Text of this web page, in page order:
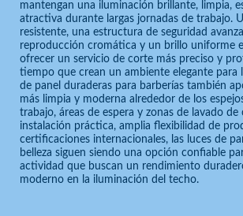
mantengan una iluminación brillante, limpia,
atractiva durante largas jornadas de trabajo.
resistente, una estructura de seguridad
reproducción cromática y un brillo uniforme
ofrecer un servicio de corte más preciso y
tiempo que crean un ambiente elegante para
de panel duraderas para barberías también
más limpia y moderna alrededor de los
trabajo, áreas de espera y zonas de lavado de
instalación práctica, amplia flexibilidad de
certificaciones internacionales, las luces de
belleza siguen siendo una opción confiable
actividad que buscan un rendimiento
moderno en la iluminación del techo.